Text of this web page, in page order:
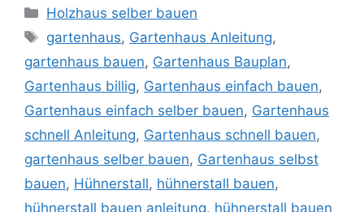
Kategorien
Holzhaus selber bauen
Schlagwörter
gartenhaus, Gartenhaus Anleitung,
gartenhaus bauen, Gartenhaus Bauplan,
Gartenhaus billig, Gartenhaus einfach bauen,
Gartenhaus einfach selber bauen, Gartenhaus
schnell Anleitung, Gartenhaus schnell bauen,
gartenhaus selber bauen, Gartenhaus selbst
bauen, Hühnerstall, hühnerstall bauen,
hühnerstall bauen anleitung, hühnerstall bauen